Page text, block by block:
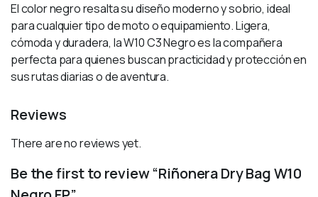
El color negro resalta su diseño moderno y sobrio, ideal
para cualquier tipo de moto o equipamiento. Ligera,
cómoda y duradera, la W10 C3 Negro es la compañera
perfecta para quienes buscan practicidad y protección en
sus rutas diarias o de aventura.
Reviews
There are no reviews yet.
Be the first to review “Riñonera Dry Bag W10